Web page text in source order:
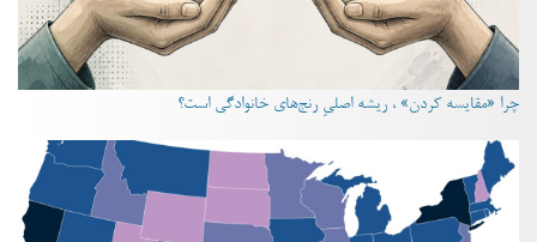
چرا «مقایسه کردن» ، ریشه اصلیِ رنج‌های خانوادگی است؟